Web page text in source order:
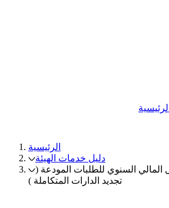
الرئيسية
الرئيسية
دليل خدمات الهيئة
المالي السنوي للطلبات المودعة (
تجديد الدارات المتكاملة )